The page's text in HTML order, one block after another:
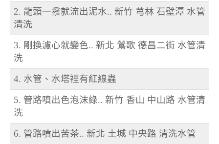
2. 龍頭一撥就流出泥水.. 新竹 芎林 石壁潭 水管
清洗
3. 剛換濾心就變色.. 新北 鶯歌 德昌二街 水管清
洗
4. 水管、水塔裡有紅線蟲
5. 管路噴出色泡沫綠.. 新竹 香山 中山路 水管清
洗
6. 管路噴出苦茶.. 新北 土城 中央路 清洗水管